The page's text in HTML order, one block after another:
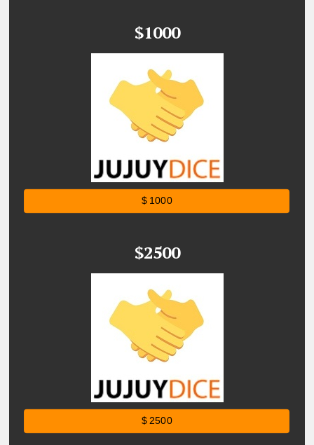
$1000
$ 1000
$2500
$ 2500